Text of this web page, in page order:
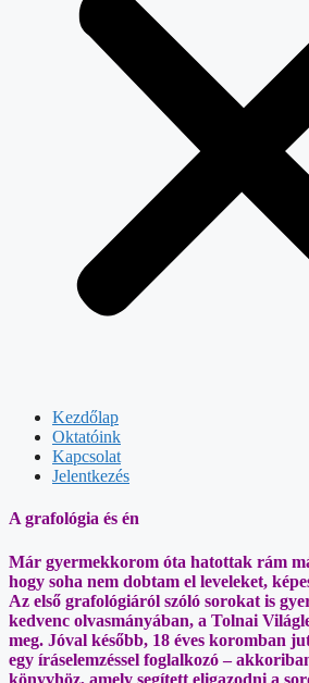
Kezdőlap
Oktatóink
Kapcsolat
Jelentkezés
A grafológia és én
Már gyermekkorom óta hatottak rám
hogy soha nem dobtam el leveleket,
Az első grafológiáról szóló sorokat is
kedvenc olvasmányában, a Tolnai
meg. Jóval később, 18 éves koromban
egy íráselemzéssel foglalkozó –
könyvhöz, amely segített eligazodni a